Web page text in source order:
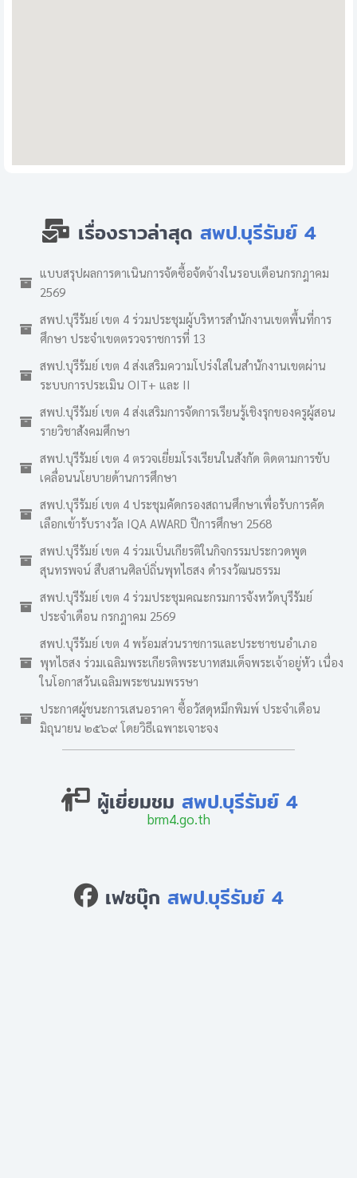
เรื่องราวล่าสุด สพป.บุรีรัมย์ 4
แบบสรุปผลการดาเนินการจัดซื้อจัดจ้างในรอบเดือนกรกฎาคม
2569
สพป.บุรีรัมย์ เขต 4 ร่วมประชุมผู้บริหารสำนักงานเขตพื้นที่การ
ศึกษา ประจำเขตตรวจราชการที่ 13
สพป.บุรีรัมย์ เขต 4 ส่งเสริมความโปร่งใสในสำนักงานเขตผ่าน
ระบบการประเมิน OIT+ และ II
สพป.บุรีรัมย์ เขต 4 ส่งเสริมการจัดการเรียนรู้เชิงรุกของครูผู้สอน
รายวิชาสังคมศึกษา
สพป.บุรีรัมย์ เขต 4 ตรวจเยี่ยมโรงเรียนในสังกัด ติดตามการขับ
เคลื่อนนโยบายด้านการศึกษา
สพป.บุรีรัมย์ เขต 4 ประชุมคัดกรองสถานศึกษาเพื่อรับการคัด
เลือกเข้ารับรางวัล IQA AWARD ปีการศึกษา 2568
สพป.บุรีรัมย์ เขต 4 ร่วมเป็นเกียรติในกิจกรรมประกวดพูด
สุนทรพจน์ สืบสานศิลป์ถิ่นพุทไธสง ดำรงวัฒนธรรม
สพป.บุรีรัมย์ เขต 4 ร่วมประชุมคณะกรมการจังหวัดบุรีรัมย์
ประจำเดือน กรกฎาคม 2569
สพป.บุรีรัมย์ เขต 4 พร้อมส่วนราชการและประชาชนอำเภอ
พุทไธสง ร่วมเฉลิมพระเกียรติพระบาทสมเด็จพระเจ้าอยู่หัว เนื่อง
ในโอกาสวันเฉลิมพระชนมพรรษา
ประกาศผู้ชนะการเสนอราคา ซื้อวัสดุหมึกพิมพ์ ประจำเดือน
มิถุนายน ๒๕๖๙ โดยวิธีเฉพาะเจาะจง
ผู้เยี่ยมชม สพป.บุรีรัมย์ 4
brm4.go.th
เฟซบุ๊ก สพป.บุรีรัมย์ 4